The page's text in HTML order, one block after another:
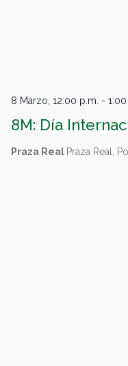
8M: Día
8 Marzo, 12:00 p.m. -
Praza Real Praza Real,